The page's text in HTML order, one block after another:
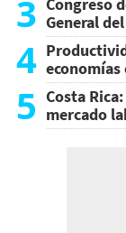
3 Congreso
General
4
5 Costa
mercado